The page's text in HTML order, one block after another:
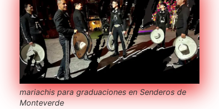
mariachis para graduaciones en Senderos de
Monteverde